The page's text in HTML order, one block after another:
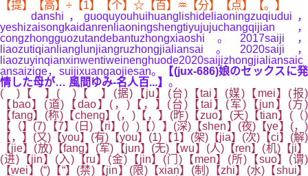
【提】【高】÷【1】【个】☆【百】♒【分】【点】【。】
danshi，guoquyouhuihuanglishideliaoningzuqiudui，
yeshizaisongkaidanrenliaoningshengtiyujujuchangqijian，
congzhongguozutandebantuzhongxiaoshi。2017saiji，
liaozutiqianlianglunjiangruzhongjialiansai。2020saiji，
liaozuyinqianxinwentiweinenghuode2020saijizhongjialiansaic
ansaizige，suijixuangaojiesan。
【(jux-686)娘のセックスに発
情した母が… 風間ゆみ-名人百...】 。
( )【 】( )【 】(据)【ju】(台)【tai】(媒)【mei】(报)
【bao】(道)【dao】(，)【，】(台)【tai】(军)【jun】(方)
【fang】(称)【cheng】(，)【，】(昨)【zuo】(天)【tian】(（)
【（】(7)【7】(日)【ri】(）)【）】(深)【shen】(夜)【ye】(，)
【，】(又)【you】(有)【you】(1)【1】(架)【jia】(次)【ci】(解)
【jie】(放)【fang】(军)【jun】(无)【wu】(人)【ren】(机)【ji】
(进)【jin】(入)【ru】(金)【jin】(门)【men】(所)【suo】(谓)
【wei】(“)【“】(禁)【jin】(限)【xian】(制)【zhi】(水)【shui】